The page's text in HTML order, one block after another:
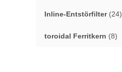
Inline-Entstörfilter(24)
toroidal Ferritkern (8)